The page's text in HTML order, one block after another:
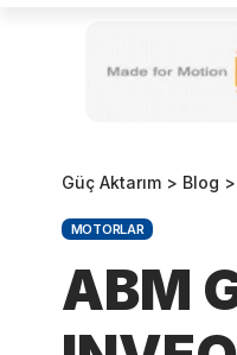
Güç Aktarım > Blog >
MOTORLAR
ABM